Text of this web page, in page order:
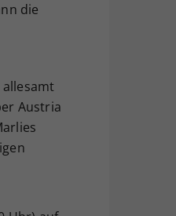
die
Austria